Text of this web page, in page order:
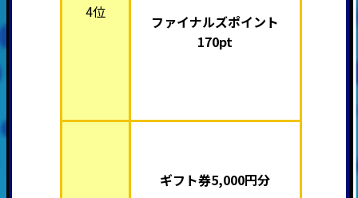
4位
ファイナルズポイント
170pt
ギフト券5,000円分